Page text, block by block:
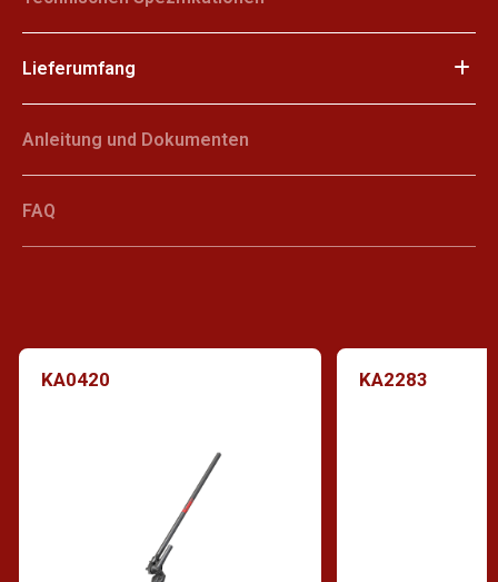
Lieferumfang
Anleitung und Dokumenten
FAQ
KA0420 KA2283